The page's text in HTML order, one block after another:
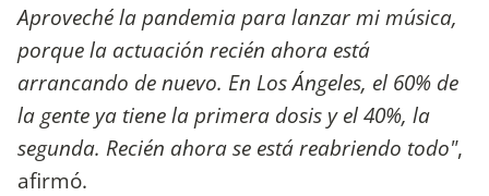
Aproveché la pandemia para lanzar mi música,
porque la actuación recién ahora está
arrancando de nuevo. En Los Ángeles, el 60% de
la gente ya tiene la primera dosis y el 40%, la
segunda. Recién ahora se está reabriendo todo",
afirmó.